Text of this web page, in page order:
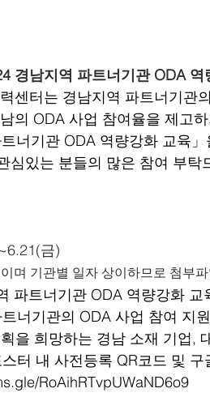
경남지역 파트너기관 ODA 역
센터는 경남지역 파트너기관
의 ODA 사업 참여율을 제고
너기관 ODA 역량강화 교육
심있는 분들의 많은 참여 부탁
금)
며 기관별 일자 상이하므로 첨부
파트너기관 ODA 역량강화 교
너기관의 ODA 사업 참여 지원
을 희망하는 경남 소재 기업,
터 내 사전등록 QR코드 및
RoAihRTvpUWaND6o9